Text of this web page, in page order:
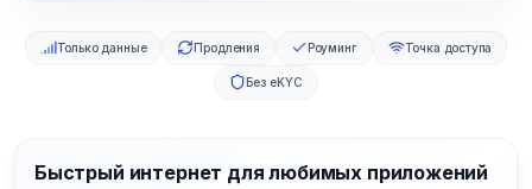
Только данные Продления Роуминг Точка доступа
Без eKYC
Быстрый интернет для любимых приложений